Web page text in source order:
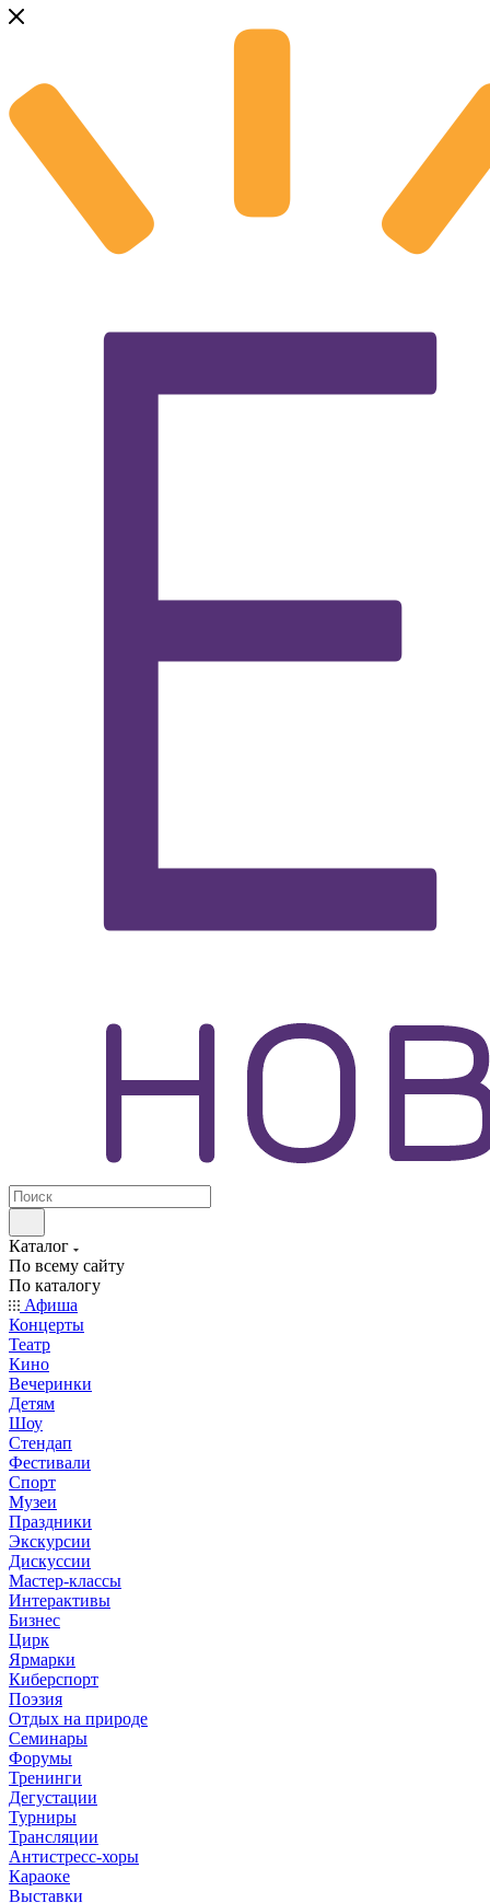
Каталог
По всему сайту
По каталогу
Афиша
Концерты
Театр
Кино
Вечеринки
Детям
Шоу
Стендап
Фестивали
Спорт
Музеи
Праздники
Экскурсии
Дискуссии
Мастер-классы
Интерактивы
Бизнес
Цирк
Ярмарки
Киберспорт
Поэзия
Отдых на природе
Семинары
Форумы
Тренинги
Дегустации
Турниры
Трансляции
Антистресс-хоры
Караоке
Выставки